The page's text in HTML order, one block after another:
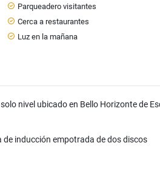
Parqueadero visitantes
Cerca a restaurantes
Luz en la mañana
nivel ubicado en Bello Horizonte de
inducción empotrada de dos discos